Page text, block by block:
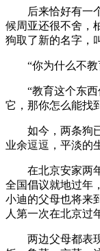
后来恰好有一个
候周亚还很不舍，
狗取了新的名字，
“你为什么不教
“教育这个东西
它，那你怎么能找
如今，两条狗已
业余逗逗，平淡的
在北京安家两年
全国倡议就地过年
小迪的父母也将来
人第一次在北京过
两边父母都表现